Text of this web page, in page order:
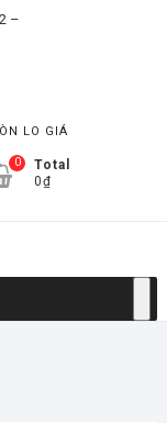
–
LO GIÁ
0
Total
0₫